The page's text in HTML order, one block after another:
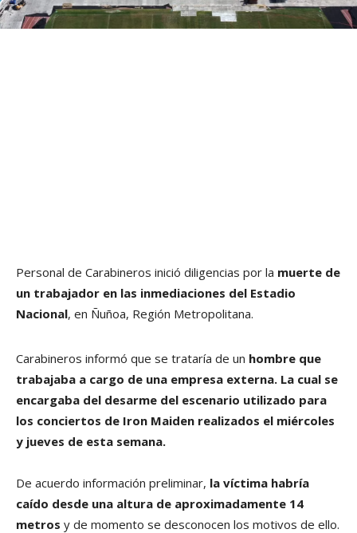
Personal de Carabineros inició diligencias por la muerte de
un trabajador en las inmediaciones del Estadio
Nacional, en Ñuñoa, Región Metropolitana.
Carabineros informó que se trataría de un hombre que
trabajaba a cargo de una empresa externa. La cual se
encargaba del desarme del escenario utilizado para
los conciertos de Iron Maiden realizados el miércoles
y jueves de esta semana.
De acuerdo información preliminar, la víctima habría
caído desde una altura de aproximadamente 14
metros y de momento se desconocen los motivos de ello.